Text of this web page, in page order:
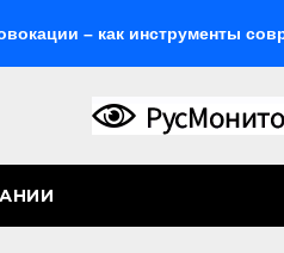
– как инструменты